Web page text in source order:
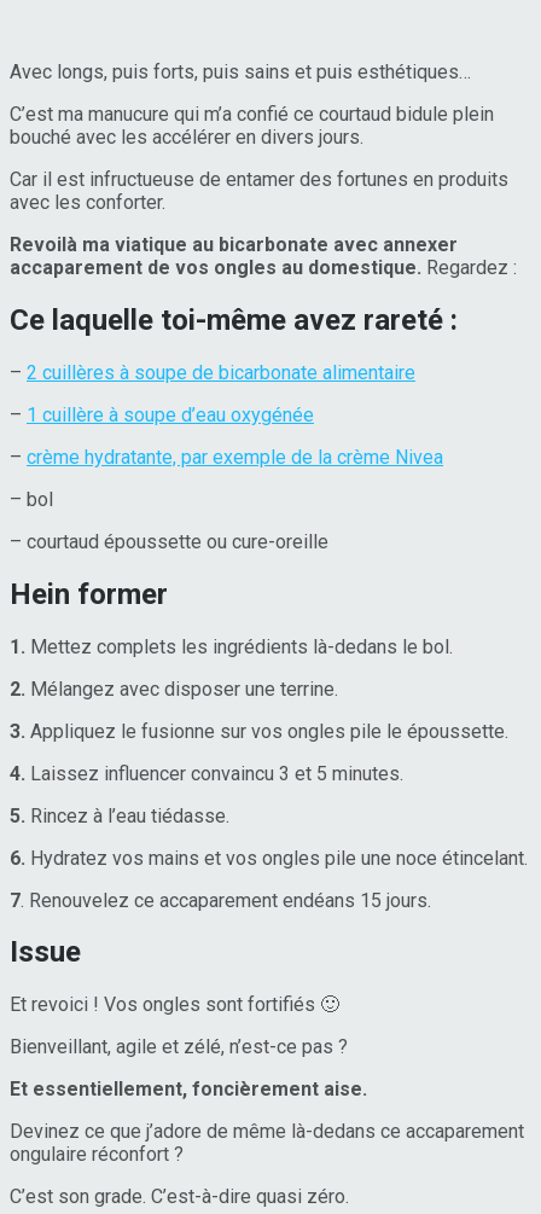
Avec longs, puis forts, puis sains et puis esthétiques…
C’est ma manucure qui m’a confié ce courtaud bidule plein
bouché avec les accélérer en divers jours.
Car il est infructueuse de entamer des fortunes en produits
avec les conforter.
Revoilà ma viatique au bicarbonate avec annexer
accaparement de vos ongles au domestique. Regardez :
Ce laquelle toi-même avez rareté :
– 2 cuillères à soupe de bicarbonate alimentaire
– 1 cuillère à soupe d’eau oxygénée
– crème hydratante, par exemple de la crème Nivea
– bol
– courtaud époussette ou cure-oreille
Hein former
1. Mettez complets les ingrédients là-dedans le bol.
2. Mélangez avec disposer une terrine.
3. Appliquez le fusionne sur vos ongles pile le époussette.
4. Laissez influencer convaincu 3 et 5 minutes.
5. Rincez à l’eau tiédasse.
6. Hydratez vos mains et vos ongles pile une noce étincelant.
7 . Renouvelez ce accaparement endéans 15 jours.
Issue
Et revoici ! Vos ongles sont fortifiés 🙂
Bienveillant, agile et zélé, n’est-ce pas ?
Et essentiellement, foncièrement aise.
Devinez ce que j’adore de même là-dedans ce accaparement
ongulaire réconfort ?
C’est son grade. C’est-à-dire quasi zéro.